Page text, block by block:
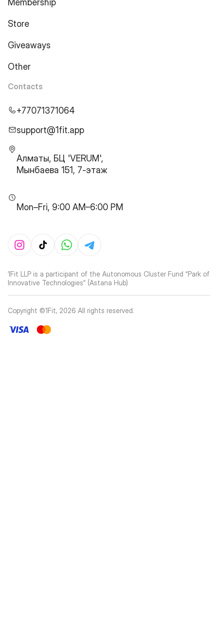
Membership
Store
Giveaways
Other
Contacts
+77071371064
support@1fit.app
Алматы, БЦ 'VERUM',
Мынбаева 151, 7-этаж
Mon–Fri, 9:00 AM–6:00 PM
1Fit LLP is a participant of the Autonomous Cluster Fund “Park of
Innovative Technologies” (Astana Hub)
Copyright ©1Fit, 2026 All rights reserved.